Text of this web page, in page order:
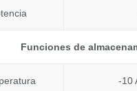
Funciones de
-10